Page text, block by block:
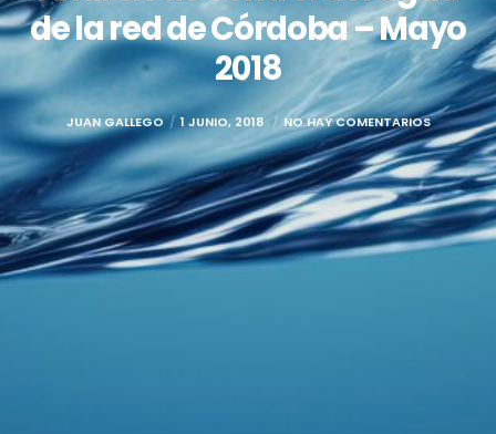
de la red de Córdoba – Mayo
2018
JUAN GALLEGO 1 JUNIO, 2018 NO HAY COMENTARIOS